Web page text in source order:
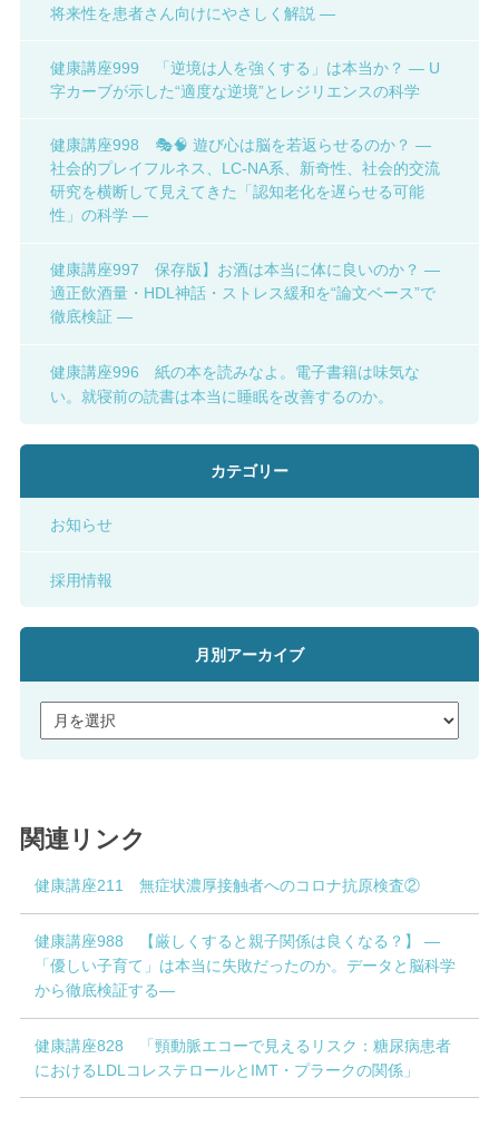
将来性を患者さん向けにやさしく解説 ―
健康講座999 「逆境は人を強くする」は本当か？ ― U
字カーブが示した“適度な逆境”とレジリエンスの科学
健康講座998 🎭🧠 遊び心は脳を若返らせるのか？ ―
社会的プレイフルネス、LC-NA系、新奇性、社会的交流
研究を横断して見えてきた「認知老化を遅らせる可能
性」の科学 ―
健康講座997 保存版】お酒は本当に体に良いのか？ ―
適正飲酒量・HDL神話・ストレス緩和を“論文ベース”で
徹底検証 ―
健康講座996 紙の本を読みなよ。電子書籍は味気な
い。就寝前の読書は本当に睡眠を改善するのか。
カテゴリー
お知らせ
採用情報
月別アーカイブ
関連リンク
健康講座211 無症状濃厚接触者へのコロナ抗原検査②
健康講座988 【厳しくすると親子関係は良くなる？】 ―
「優しい子育て」は本当に失敗だったのか。データと脳科学
から徹底検証する―
健康講座828 「頸動脈エコーで見えるリスク：糖尿病患者
におけるLDLコレステロールとIMT・プラークの関係」